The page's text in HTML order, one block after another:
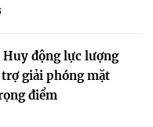
Huy động lực lượng
giải phóng mặt
điểm